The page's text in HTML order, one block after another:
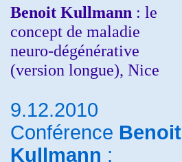
Benoit Kullmann : le
concept de maladie
neuro-dégénérative
(version longue), Nice
9.12.2010
Conférence Benoit
Kullmann :